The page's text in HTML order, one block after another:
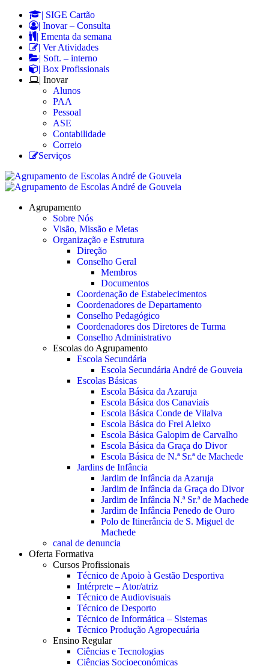
| SIGE Cartão
| Inovar – Consulta
| Ementa da semana
| Ver Atividades
| Soft. – interno
| Box Profissionais
| Inovar
Alunos
PAA
Pessoal
ASE
Contabilidade
Correio
Serviços
Agrupamento
Sobre Nós
Visão, Missão e Metas
Organização e Estrutura
Direção
Conselho Geral
Membros
Documentos
Coordenação de Estabelecimentos
Coordenadores de Departamento
Conselho Pedagógico
Coordenadores dos Diretores de Turma
Conselho Administrativo
Escolas do Agrupamento
Escola Secundária
Escola Secundária André de Gouveia
Escolas Básicas
Escola Básica da Azaruja
Escola Básica dos Canaviais
Escola Básica Conde de Vilalva
Escola Básica do Frei Aleixo
Escola Básica Galopim de Carvalho
Escola Básica da Graça do Divor
Escola Básica de N.ª Sr.ª de Machede
Jardins de Infância
Jardim de Infância da Azaruja
Jardim de Infância da Graça do Divor
Jardim de Infância N.ª Sr.ª de Machede
Jardim de Infância Penedo de Ouro
Polo de Itinerância de S. Miguel de
Machede
canal de denuncia
Oferta Formativa
Cursos Profissionais
Técnico de Apoio à Gestão Desportiva
Intérprete – Ator/atriz
Técnico de Audiovisuais
Técnico de Desporto
Técnico de Informática – Sistemas
Técnico Produção Agropecuária
Ensino Regular
Ciências e Tecnologias
Ciências Socioeconómicas